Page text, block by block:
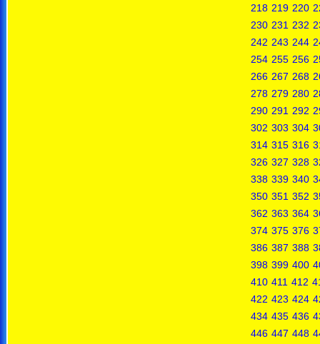
218 219 220
230 231 232
242 243 244
254 255 256
266 267 268
278 279 280
290 291 292
302 303 304
314 315 316
326 327 328
338 339 340
350 351 352
362 363 364
374 375 376
386 387 388
398 399 400
410 411 412
422 423 424
434 435 436
446 447 448